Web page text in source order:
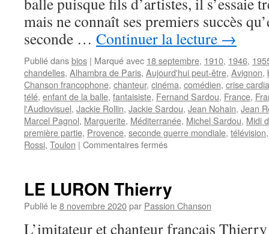
mais ne connaît ses premiers succès
seconde … Continuer la lecture →
Publié dansbios | Marqué avec 18 septembre, 1910, 1946,
chandelles, Alhambra de Paris, Aujourd'hui peut-être, Avignon,
Chanson francophone, chanteur, cinéma, comédien, crise
télé, enfant de la balle, fantaisiste, Fernand Sardou, France,
l'Audiovisuel, Jackie Rollin, Jackie Sardou, Jean Nohain, Jean
Marcel Pagnol, Marguerite, Méditerranée, Michel Sardou, Midi
première partie, Provence, seconde guerre mondiale, télévision
Rossi, Toulon | Commentaires ferméssur
LE LURON Thierry
Publié le8 novembre 2020par Passion Chanson
L’imitateur et chanteur français